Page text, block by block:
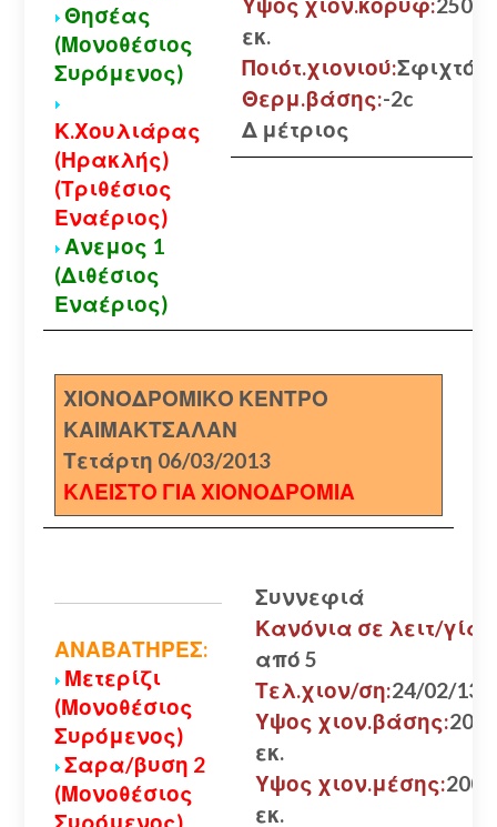
Θησέας
(Μονοθέσιος
Συρόμενος)
Κ.Χουλιάρας
(Ηρακλής)
(Τριθέσιος
Εναέριος)
Ανεμος 1
(Διθέσιος
Εναέριος)
Υψος χιον.κορυφ:250
εκ.
Ποιότ.χιονιού:Σφιχτό
Θερμ.βάσης:-2c
Δ μέτριος
ΧΙΟΝΟΔΡΟΜΙΚΟ ΚΕΝΤΡΟ
ΚΑΙΜΑΚΤΣΑΛΑΝ
Τετάρτη 06/03/2013
ΚΛΕΙΣΤΟ ΓΙΑ ΧΙΟΝΟΔΡΟΜΙΑ
ΑΝΑΒΑΤΗΡΕΣ:
Μετερίζι
(Μονοθέσιος
Συρόμενος)
Σαρα/βυση 2
(Μονοθέσιος
Συννεφιά
Κανόνια σε λειτ/γία:
από 5
Τελ.χιον/ση:24/02/13
Υψος χιον.βάσης:200
εκ.
Υψος χιον.μέσης:200
εκ.